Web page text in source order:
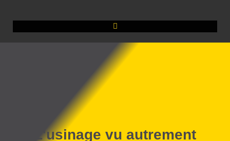
L'usinage vu autrement